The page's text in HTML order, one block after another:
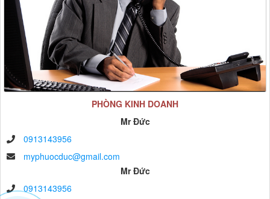
PHÒNG KINH DOANH
Mr Đức
0913143956
myphuocduc@gmail.com
Mr Đức
0913143956